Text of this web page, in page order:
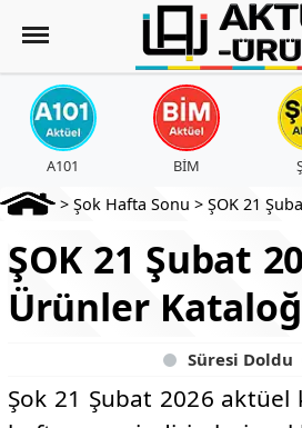
A101 BİM
> Şok Hafta Sonu > ŞOK 21
ŞOK 21 Şubat
Ürünler
Süresi Doldu
Şok 21 Şubat 2026